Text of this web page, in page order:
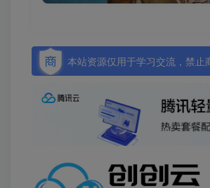
本站资源仅用于学习交流，禁止